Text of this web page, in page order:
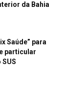
da Bahia
Saúde” para
particular